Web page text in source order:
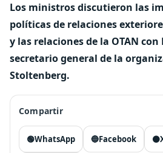
Los ministros discutieron las
políticas de relaciones
y las relaciones de la OTAN
secretario general de la
Stoltenberg.
Compartir
🟢WhatsApp 🔵Facebook ⚫